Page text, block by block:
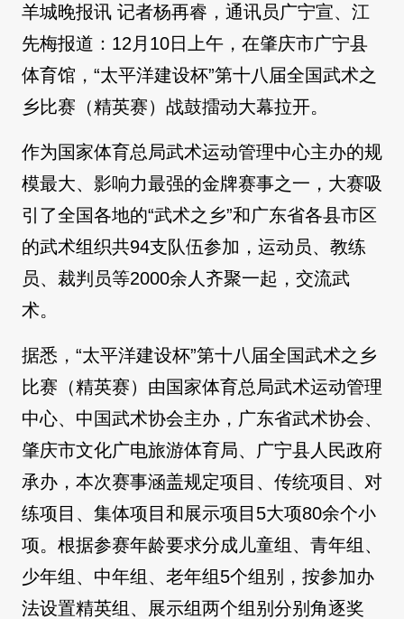
羊城晚报讯 记者杨再睿，通讯员广宁宣、江
先梅报道：12月10日上午，在肇庆市广宁县
体育馆，“太平洋建设杯”第十八届全国武术之
乡比赛（精英赛）战鼓擂动大幕拉开。
作为国家体育总局武术运动管理中心主办的规
模最大、影响力最强的金牌赛事之一，大赛吸
引了全国各地的“武术之乡”和广东省各县市区
的武术组织共94支队伍参加，运动员、教练
员、裁判员等2000余人齐聚一起，交流武
术。
据悉，“太平洋建设杯”第十八届全国武术之乡
比赛（精英赛）由国家体育总局武术运动管理
中心、中国武术协会主办，广东省武术协会、
肇庆市文化广电旅游体育局、广宁县人民政府
承办，本次赛事涵盖规定项目、传统项目、对
练项目、集体项目和展示项目5大项80余个小
项。根据参赛年龄要求分成儿童组、青年组、
少年组、中年组、老年组5个组别，按参加办
法设置精英组、展示组两个组别分别角逐奖